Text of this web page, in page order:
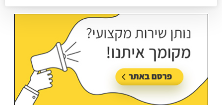
עודכן בתאריך:02/07/2026, בשעה 14:06